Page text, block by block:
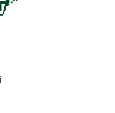
da yolları